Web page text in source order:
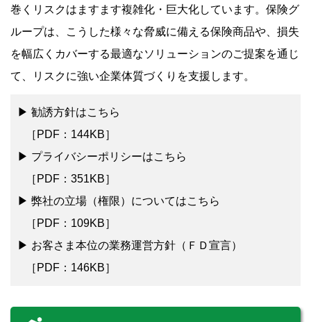
巻くリスクはますます複雑化・巨大化しています。保険グ
ループは、こうした様々な脅威に備える保険商品や、損失
を幅広くカバーする最適なソリューションのご提案を通じ
て、リスクに強い企業体質づくりを支援します。
▶ 勧誘方針はこちら
［PDF：144KB］
▶ プライバシーポリシーはこちら
［PDF：351KB］
▶ 弊社の立場（権限）についてはこちら
［PDF：109KB］
▶ お客さま本位の業務運営方針（ＦＤ宣言）
［PDF：146KB］